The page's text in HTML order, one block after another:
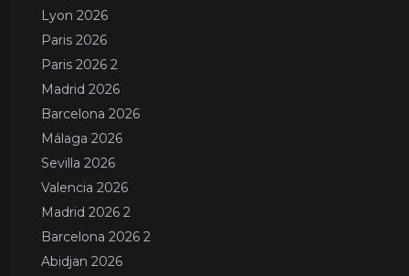
Lyon 2026
Paris 2026
Paris 2026 2
Madrid 2026
Barcelona 2026
Málaga 2026
Sevilla 2026
Valencia 2026
Madrid 2026 2
Barcelona 2026 2
Abidjan 2026